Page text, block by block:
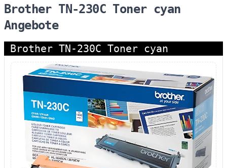
Brother TN-230C Toner cyan
Angebote
Brother TN-230C Toner cyan